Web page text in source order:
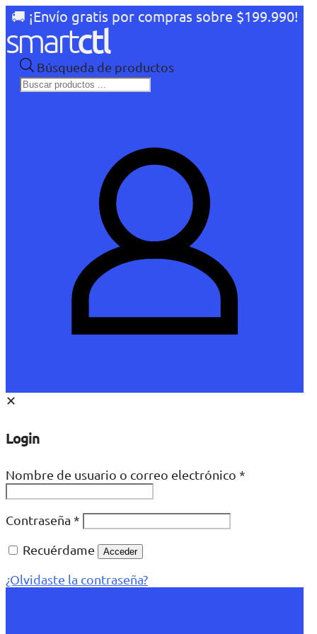
🚚 ¡Envío gratis por compras sobre $199.990!
Búsqueda de productos
✕
Login
Nombre de usuario o correo electrónico *
Contraseña *
Recuérdame
Acceder
¿Olvidaste la contraseña?